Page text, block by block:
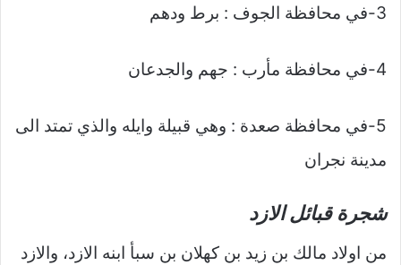
3-في محافظة الجوف : برط ودهم
4-في محافظة مأرب : جهم والجدعان
5-في محافظة صعدة : وهي قبيلة وايله والذي تمتد الى
مدينة نجران
شجرة قبائل الازد
من اولاد مالك بن زيد بن كهلان بن سبأ ابنه الازد، والازد